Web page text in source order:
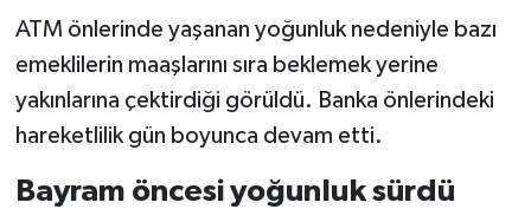
ATM önlerinde yaşanan yoğunluk nedeniyle bazı
emeklilerin maaşlarını sıra beklemek yerine
yakınlarına çektirdiği görüldü. Banka önlerindeki
hareketlilik gün boyunca devam etti.
Bayram öncesi yoğunluk sürdü